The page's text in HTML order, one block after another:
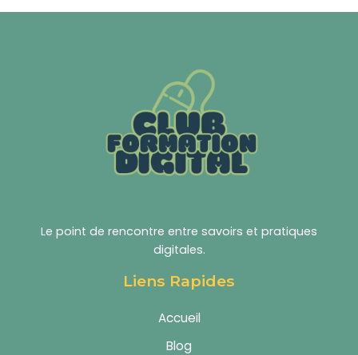
Le point de rencontre entre savoirs et pratiques
digitales.
Liens Rapides
Accueil
Blog